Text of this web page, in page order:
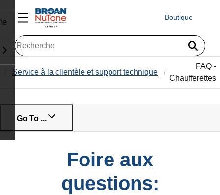
Boutique
Service à la clientèle et support technique
FAQ -
Chaufferettes
Go To ...
Foire aux
questions: